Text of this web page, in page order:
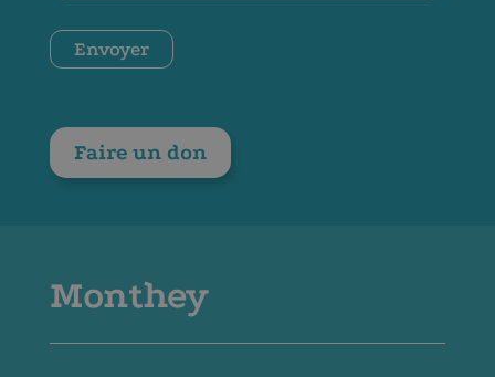
CAPTCHA
Envoyer
Faire un don
Monthey